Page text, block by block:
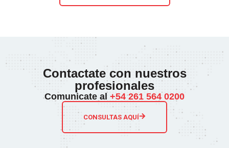
Contactate con nuestros
profesionales
Comunicate al +54 261 564 0200
CONSULTAS AQUÍ